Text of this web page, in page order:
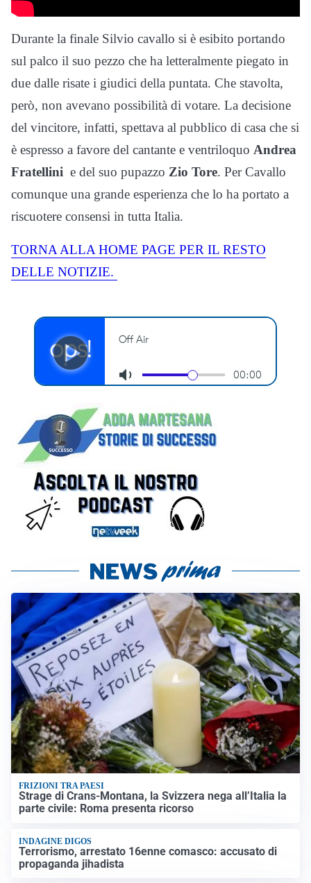
Durante la finale Silvio cavallo si è esibito portando
sul palco il suo pezzo che ha letteralmente piegato in
due dalle risate i giudici della puntata. Che stavolta,
però, non avevano possibilità di votare. La decisione
del vincitore, infatti, spettava al pubblico di casa che si
è espresso a favore del cantante e ventriloquo Andrea
Fratellini e del suo pupazzo Zio Tore. Per Cavallo
comunque una grande esperienza che lo ha portato a
riscuotere consensi in tutta Italia.
TORNA ALLA HOME PAGE PER IL RESTO
DELLE NOTIZIE.
FRIZIONI TRA PAESI
Strage di Crans-Montana, la Svizzera nega all’Italia la
parte civile: Roma presenta ricorso
INDAGINE DIGOS
Terrorismo, arrestato 16enne comasco: accusato di
propaganda jihadista